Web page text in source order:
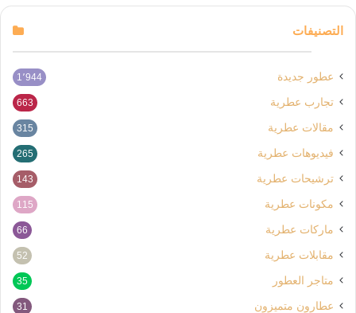
التصنيفات
عطور جديدة 1٬944
تجارب عطرية 663
مقالات عطرية 315
فيديوهات عطرية 265
ترشيحات عطرية 143
مكونات عطرية 115
ماركات عطرية 66
مقابلات عطرية 52
متاجر العطور 35
عطارون متميزون 31